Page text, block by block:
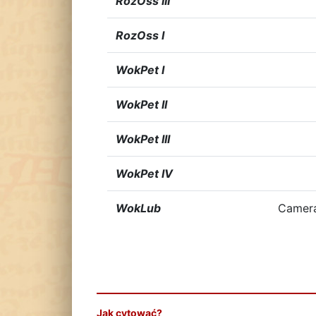
RozOss I
WokPet I
WokPet II
WokPet III
WokPet IV
WokLub
Jak cytować?